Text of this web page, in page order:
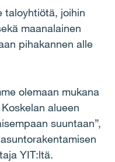
taloyhtiötä, joihin
maanalainen
pihakannen alle
olemaan mukana
alueen
suuntaan”,
YIT:ltä.